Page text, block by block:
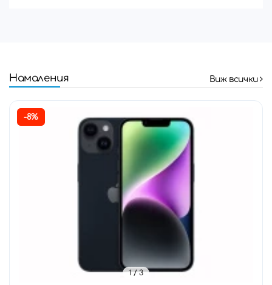
Намаления Виж всички
-8%
1/ 3